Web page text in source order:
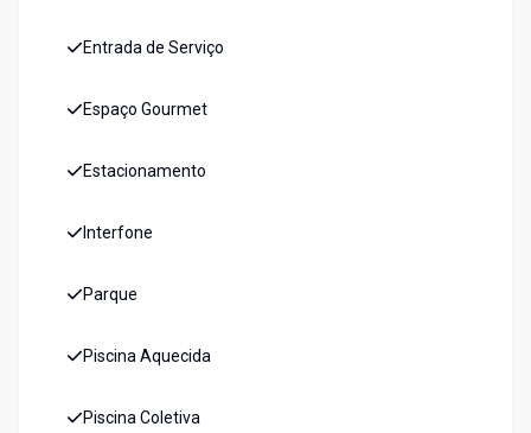
Entrada de Serviço
Espaço Gourmet
Estacionamento
Interfone
Parque
Piscina Aquecida
Piscina Coletiva